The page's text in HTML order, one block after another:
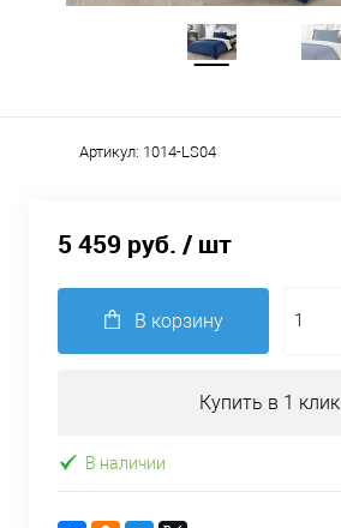
Артикул: 1014-LS04
5 459 руб. / шт
В корзину
Купить в 1 клик
В наличии